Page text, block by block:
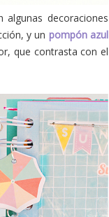
algunas decoraciones
y un pompón azul
que contrasta con el